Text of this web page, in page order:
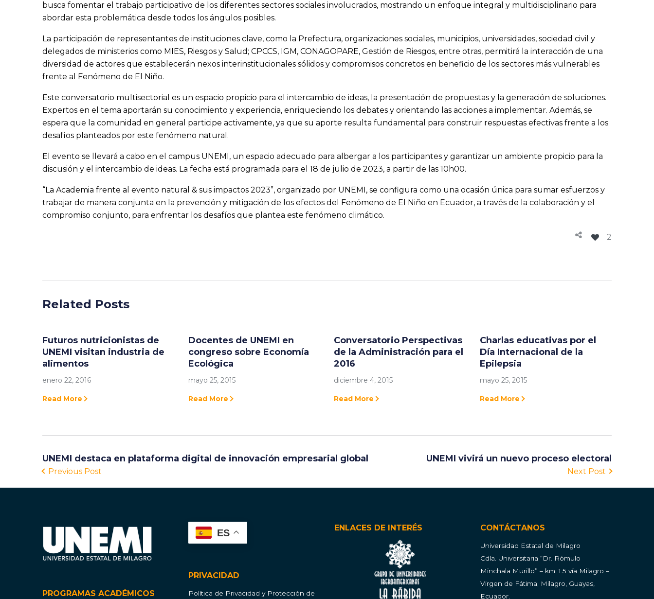
busca fomentar el trabajo participativo de los diferentes sectores sociales involucrados, mostrando un enfoque integral y multidisciplinario para
abordar esta problemática desde todos los ángulos posibles.
La participación de representantes de instituciones clave, como la Prefectura, organizaciones sociales, municipios, universidades, sociedad civil y
delegados de ministerios como MIES, Riesgos y Salud; CPCCS, IGM, CONAGOPARE, Gestión de Riesgos, entre otras, permitirá la interacción de una
diversidad de actores que establecerán nexos interinstitucionales sólidos y compromisos concretos en beneficio de los sectores más vulnerables
frente al Fenómeno de El Niño.
Este conversatorio multisectorial es un espacio propicio para el intercambio de ideas, la presentación de propuestas y la generación de soluciones.
Expertos en el tema aportarán su conocimiento y experiencia, enriqueciendo los debates y orientando las acciones a implementar. Además, se
espera que la comunidad en general participe activamente, ya que su aporte resulta fundamental para construir respuestas efectivas frente a los
desafíos planteados por este fenómeno natural.
El evento se llevará a cabo en el campus UNEMI, un espacio adecuado para albergar a los participantes y garantizar un ambiente propicio para la
discusión y el intercambio de ideas. La fecha está programada para el 18 de julio de 2023, a partir de las 10h00.
“La Academia frente al evento natural & sus impactos 2023”, organizado por UNEMI, se configura como una ocasión única para sumar esfuerzos y
trabajar de manera conjunta en la prevención y mitigación de los efectos del Fenómeno de El Niño en Ecuador, a través de la colaboración y el
compromiso conjunto, para enfrentar los desafíos que plantea este fenómeno climático.
2
Related Posts
Futuros nutricionistas de
UNEMI visitan industria de
alimentos
enero 22, 2016
Read More
Docentes de UNEMI en
congreso sobre Economía
Ecológica
mayo 25, 2015
Read More
Conversatorio Perspectivas
de la Administración para el
2016
diciembre 4, 2015
Read More
Charlas educativas por el
Día Internacional de la
Epilepsia
mayo 25, 2015
Read More
UNEMI destaca en plataforma digital de innovación empresarial global
Previous Post
UNEMI vivirá un nuevo proceso electoral
Next Post
PROGRAMAS ACADÉMICOS
ES
PRIVACIDAD
Política de Privacidad y Protección de
ENLACES DE INTERÉS CONTÁCTANOS
Universidad Estatal de Milagro
Cdla. Universitaria “Dr. Rómulo
Minchala Murillo” – km. 1.5 vía Milagro –
Virgen de Fátima; Milagro, Guayas,
Ecuador.